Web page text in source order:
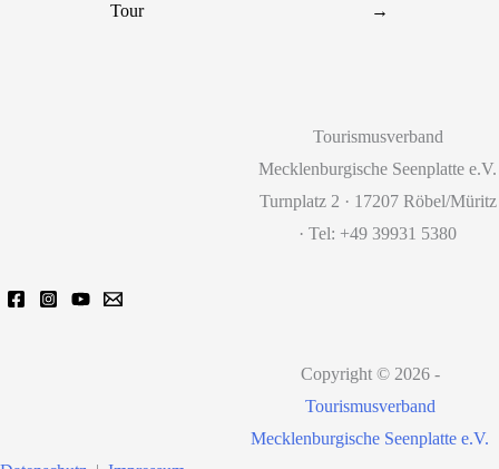
Tour
→
Tourismusverband
Mecklenburgische Seenplatte e.V.
Turnplatz 2 · 17207 Röbel/Müritz
· Tel: +49 39931 5380
Copyright © 2026 -
Tourismusverband
Mecklenburgische Seenplatte e.V.